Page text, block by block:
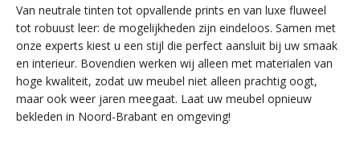
Van neutrale tinten tot opvallende prints en van luxe fluweel
tot robuust leer: de mogelijkheden zijn eindeloos. Samen met
onze experts kiest u een stijl die perfect aansluit bij uw smaak
en interieur. Bovendien werken wij alleen met materialen van
hoge kwaliteit, zodat uw meubel niet alleen prachtig oogt,
maar ook weer jaren meegaat. Laat uw meubel opnieuw
bekleden in Noord-Brabant en omgeving!